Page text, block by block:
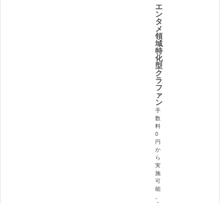
エ
ン
タ
メ
領
域
特
化
型
ク
ラ
フ
ァ
ン
手
数
料
0
円
か
ら
実
施
可
能